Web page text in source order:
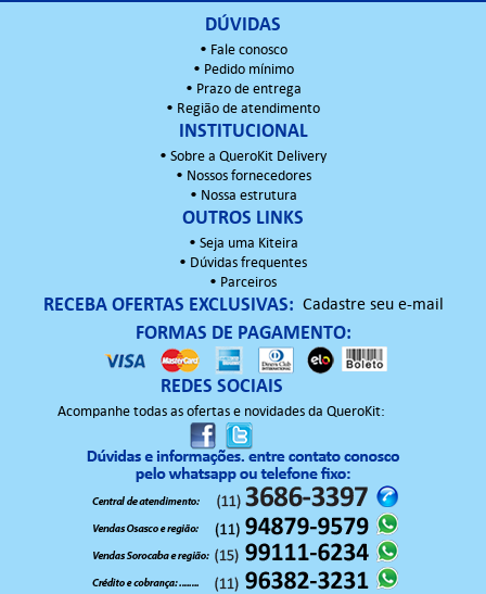
DÚVIDAS
• Fale conosco
• Pedido mínimo
• Prazo de entrega
• Região de atendimento
INSTITUCIONAL
• Sobre a QueroKit Delivery
• Nossos fornecedores
• Nossa estrutura
OUTROS LINKS
• Seja uma Kiteira
• Dúvidas frequentes
• Parceiros
RECEBA OFERTAS EXCLUSIVAS: Cadastre seu e-mail
FORMAS DE PAGAMENTO:
REDES SOCIAIS
Acompanhe todas as ofertas e novidades da QueroKit: